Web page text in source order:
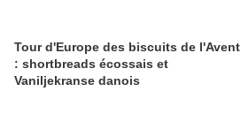
Tour d'Europe des biscuits de l'Avent
: shortbreads écossais et
Vaniljekranse danois